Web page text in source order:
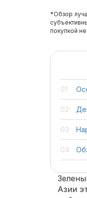
*Обзор
покупкой
Азии